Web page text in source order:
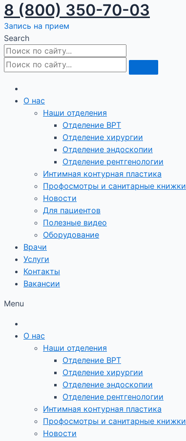
8 (800) 350-70-03
Запись на прием
Search
О нас
Наши отделения
Отделение ВРТ
Отделение хирургии
Отделение эндоскопии
Отделение рентгенологии
Интимная контурная пластика
Профосмотры и санитарные книжки
Новости
Для пациентов
Полезные видео
Оборудование
Врачи
Услуги
Контакты
Вакансии
Menu
О нас
Наши отделения
Отделение ВРТ
Отделение хирургии
Отделение эндоскопии
Отделение рентгенологии
Интимная контурная пластика
Профосмотры и санитарные книжки
Новости